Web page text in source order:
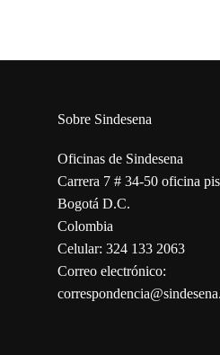
Sobre Sindesena
Oficinas de Sindesena
Carrera 7 # 34-50 oficina
Bogotá D.C.
Colombia
Celular: 324 133 2063
Correo electrónico: